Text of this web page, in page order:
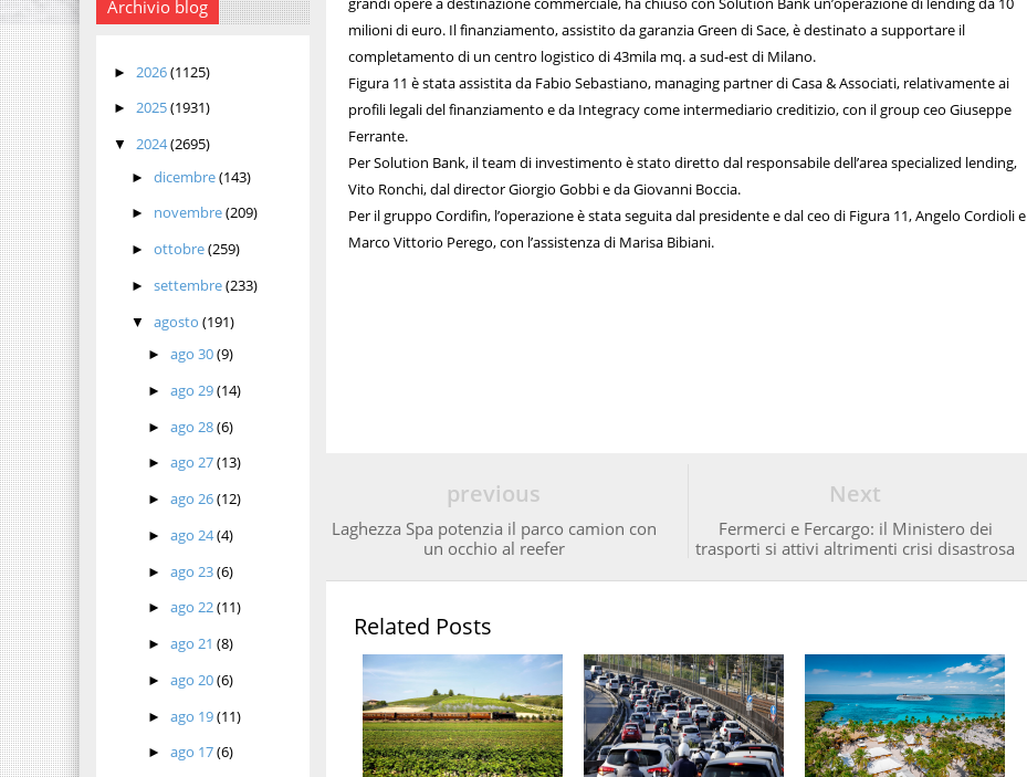
Archivio blog
► 2026(1125)
► 2025(1931)
▼ 2024(2695)
► dicembre(143)
► novembre(209)
► ottobre(259)
► settembre(233)
▼ agosto (191)
►ago 30(9)
►ago 29(14)
►ago 28(6)
►ago 27(13)
►ago 26(12)
►ago 24(4)
►ago 23(6)
►ago 22(11)
►ago 21(8)
►ago 20(6)
►ago 19(11)
►ago 17(6)
milioni di euro. Il finanziamento, assistito da garanzia Green di Sace, è destinato a supportare il
completamento di un centro logistico di 43mila mq. a sud-est di Milano.
Figura 11 è stata assistita da Fabio Sebastiano, managing partner di Casa & Associati, relativamente ai
profili legali del finanziamento e da Integracy come intermediario creditizio, con il group ceo Giuseppe
Ferrante.
Per Solution Bank, il team di investimento è stato diretto dal responsabile dell’area specialized lending,
Vito Ronchi, dal director Giorgio Gobbi e da Giovanni Boccia.
Per il gruppo Cordifin, l’operazione è stata seguita dal presidente e dal ceo di Figura 11, Angelo Cordioli e
Marco Vittorio Perego, con l’assistenza di Marisa Bibiani.
Next
Fermerci e Fercargo: il Ministero dei
trasporti si attivi altrimenti crisi disastrosa
previous
Laghezza Spa potenzia il parco camion con
un occhio al reefer
Related Posts